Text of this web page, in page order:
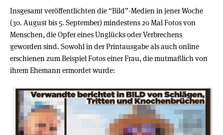
Insgesamt veröffentlichten die “Bild”-Medien in jener Woche
(30. August bis 5. September) mindestens 20 Mal Fotos von
Menschen, die Opfer eines Unglücks oder Verbrechens
geworden sind. Sowohl in der Printausgabe als auch online
erschienen zum Beispiel Fotos einer Frau, die mutmaßlich von
ihrem Ehemann ermordet wurde: